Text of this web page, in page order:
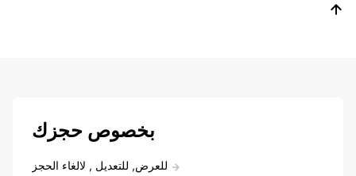
بخصوص حجزك
للعرض, للتعديل , لالغاء الحجز